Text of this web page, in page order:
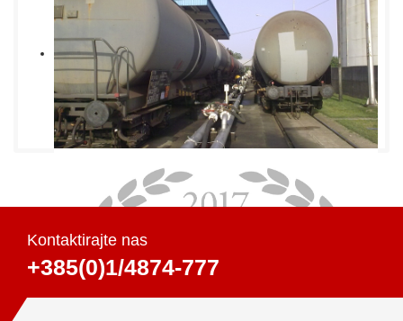
Kontaktirajte nas
+385(0)1/4874-777